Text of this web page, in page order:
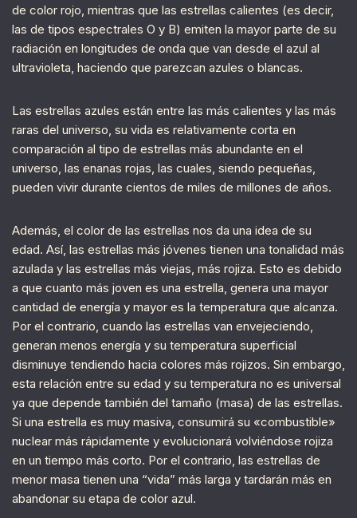
de color rojo, mientras que las estrellas calientes (es decir,
las de tipos espectrales O y B) emiten la mayor parte de su
radiación en longitudes de onda que van desde el azul al
ultravioleta, haciendo que parezcan azules o blancas.
Las estrellas azules están entre las más calientes y las más
raras del universo, su vida es relativamente corta en
comparación al tipo de estrellas más abundante en el
universo, las enanas rojas, las cuales, siendo pequeñas,
pueden vivir durante cientos de miles de millones de años.
Además, el color de las estrellas nos da una idea de su
edad. Así, las estrellas más jóvenes tienen una tonalidad más
azulada y las estrellas más viejas, más rojiza. Esto es debido
a que cuanto más joven es una estrella, genera una mayor
cantidad de energía y mayor es la temperatura que alcanza.
Por el contrario, cuando las estrellas van envejeciendo,
generan menos energía y su temperatura superficial
disminuye tendiendo hacia colores más rojizos. Sin embargo,
esta relación entre su edad y su temperatura no es universal
ya que depende también del tamaño (masa) de las estrellas.
Si una estrella es muy masiva, consumirá su «combustible»
nuclear más rápidamente y evolucionará volviéndose rojiza
en un tiempo más corto. Por el contrario, las estrellas de
menor masa tienen una “vida” más larga y tardarán más en
abandonar su etapa de color azul.